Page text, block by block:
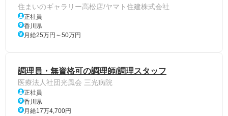
住まいのギャラリー高松店/ヤマト住建株式会社
正社員
香川県
月給25万円～50万円
調理員・無資格可の調理師/調理スタッフ
医療法人社団光風会 三光病院
正社員
香川県
月給17万4,700円